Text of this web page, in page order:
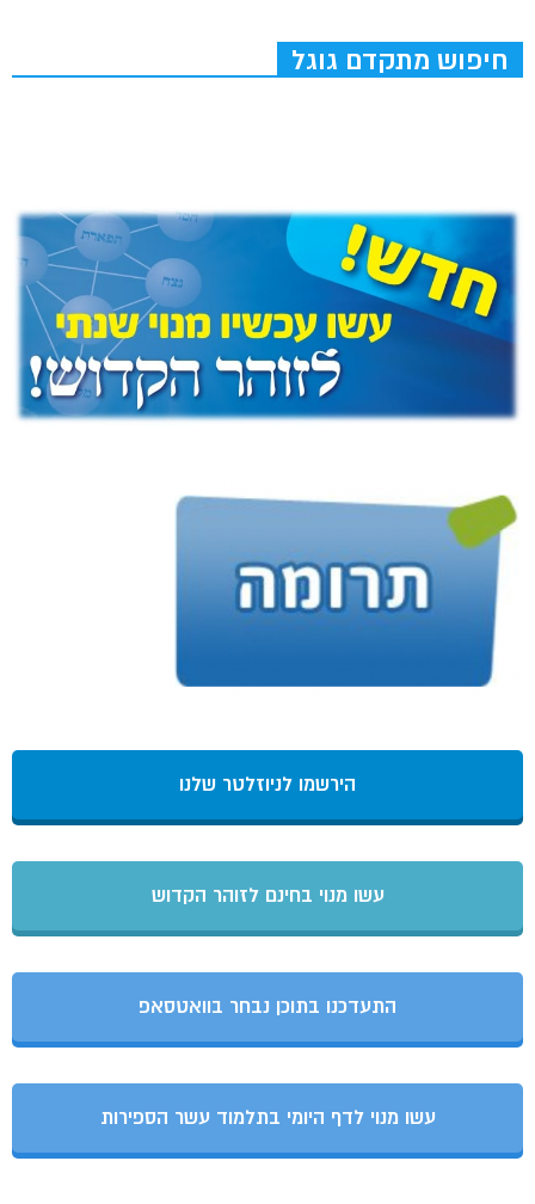
חיפוש מתקדם גוגל
הירשמו לניוזלטר שלנו
עשו מנוי בחינם לזוהר הקדוש
התעדכנו בתוכן נבחר בוואטסאפ
עשו מנוי לדף היומי בתלמוד עשר הספירות